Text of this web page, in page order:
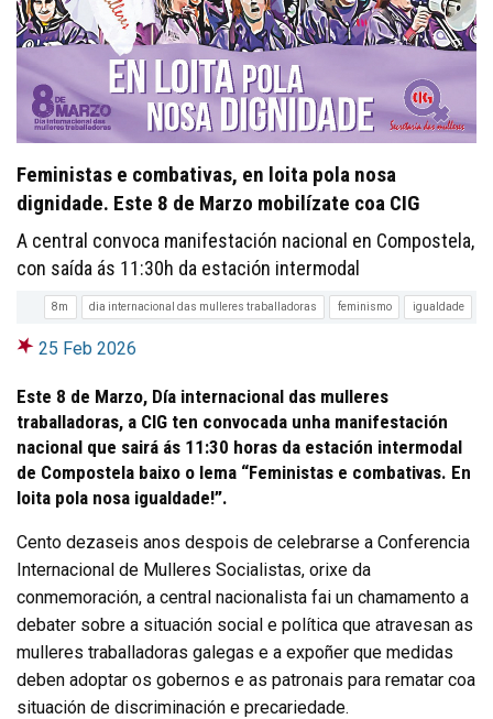
Feministas e combativas, en loita pola nosa
dignidade. Este 8 de Marzo mobilízate coa CIG
A central convoca manifestación nacional en Compostela,
con saída ás 11:30h da estación intermodal
8m dia internacional das mulleres traballadoras feminismo igualdade
25 Feb 2026
Este 8 de Marzo, Día internacional das mulleres
traballadoras, a CIG ten convocada unha manifestación
nacional que sairá ás 11:30 horas da estación intermodal
de Compostela baixo o lema “Feministas e combativas. En
loita pola nosa igualdade!”.
Cento dezaseis anos despois de celebrarse a Conferencia
Internacional de Mulleres Socialistas, orixe da
conmemoración, a central nacionalista fai un chamamento a
debater sobre a situación social e política que atravesan as
mulleres traballadoras galegas e a expoñer que medidas
deben adoptar os gobernos e as patronais para rematar coa
situación de discriminación e precariedade.